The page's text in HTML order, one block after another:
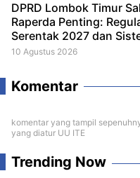
DPRD Lombok Timur
Raperda Penting:
Serentak 2027 dan
Resmi Disetujui
10 Agustus 2026
Komentar
komentar yang tampil
yang diatur UU ITE
Trending Now